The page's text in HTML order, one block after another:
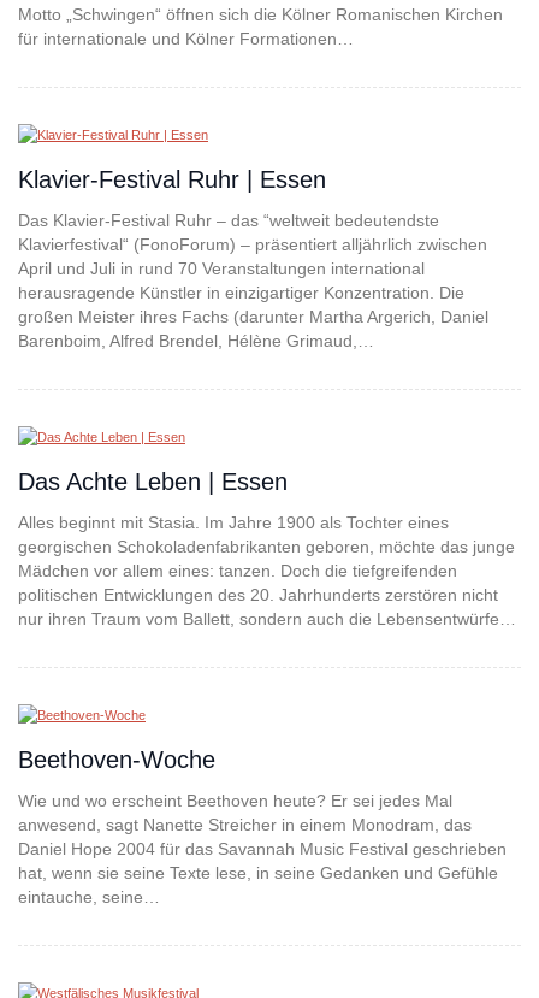
Motto „Schwingen“ öffnen sich die Kölner Romanischen Kirchen
für internationale und Kölner Formationen…
Klavier-Festival Ruhr | Essen
Das Klavier-Festival Ruhr – das “weltweit bedeutendste
Klavierfestival“ (FonoForum) – präsentiert alljährlich zwischen
April und Juli in rund 70 Veranstaltungen international
herausragende Künstler in einzigartiger Konzentration. Die
großen Meister ihres Fachs (darunter Martha Argerich, Daniel
Barenboim, Alfred Brendel, Hélène Grimaud,…
Das Achte Leben | Essen
Alles beginnt mit Stasia. Im Jahre 1900 als Tochter eines
georgischen Schokoladenfabrikanten geboren, möchte das junge
Mädchen vor allem eines: tanzen. Doch die tiefgreifenden
politischen Entwicklungen des 20. Jahrhunderts zerstören nicht
nur ihren Traum vom Ballett, sondern auch die Lebensentwürfe…
Beethoven-Woche
Wie und wo erscheint Beethoven heute? Er sei jedes Mal
anwesend, sagt Nanette Streicher in einem Monodram, das
Daniel Hope 2004 für das Savannah Music Festival geschrieben
hat, wenn sie seine Texte lese, in seine Gedanken und Gefühle
eintauche, seine…